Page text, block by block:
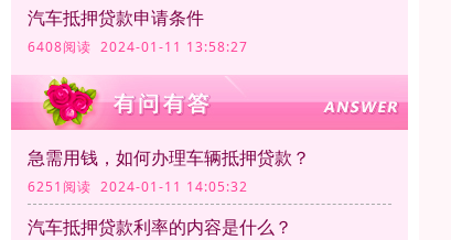
汽车抵押贷款申请条件
6408阅读 2024-01-11 13:58:27
急需用钱，如何办理车辆抵押贷款？
6251阅读 2024-01-11 14:05:32
汽车抵押贷款利率的内容是什么？